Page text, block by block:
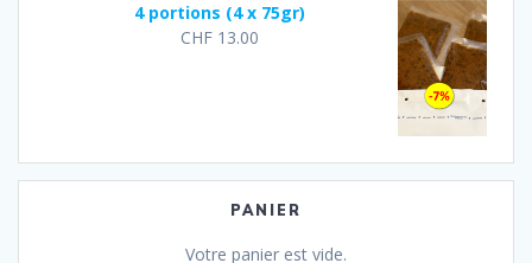
4 portions (4 x 75gr)
CHF13.00
PANIER
Votre panier est vide.